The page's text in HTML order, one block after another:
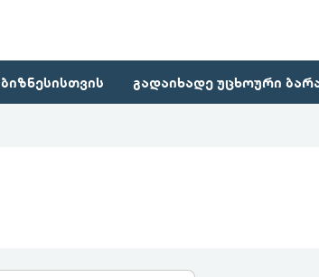
ბიზნესისთვის გადაიხადე უცხოური